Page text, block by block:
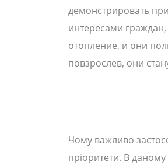
демонстрировать
интересами
отопление, и они
повзрослев, они
Чому важливо
пріоритети. В